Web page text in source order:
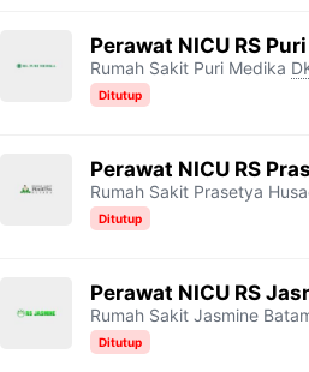
Perawat NICU RS
Rumah Sakit Puri Medika
Ditutup
Perawat NICU RS
Rumah Sakit Prasetya
Ditutup
Perawat NICU RS
Rumah Sakit Jasmine
Ditutup